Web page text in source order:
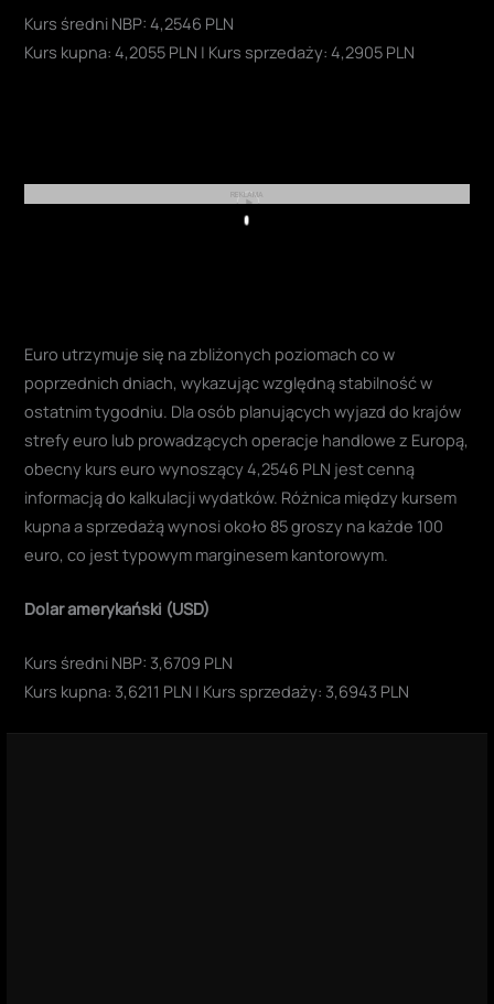
Kurs średni NBP: 4,2546 PLN
Kurs kupna: 4,2055 PLN | Kurs sprzedaży: 4,2905 PLN
REKLAMA
Play
Euro utrzymuje się na zbliżonych poziomach co w
poprzednich dniach, wykazując względną stabilność w
ostatnim tygodniu. Dla osób planujących wyjazd do krajów
strefy euro lub prowadzących operacje handlowe z Europą,
obecny kurs euro wynoszący 4,2546 PLN jest cenną
informacją do kalkulacji wydatków. Różnica między kursem
kupna a sprzedażą wynosi około 85 groszy na każde 100
euro, co jest typowym marginesem kantorowym.
Dolar amerykański (USD)
Kurs średni NBP: 3,6709 PLN
Kurs kupna: 3,6211 PLN | Kurs sprzedaży: 3,6943 PLN